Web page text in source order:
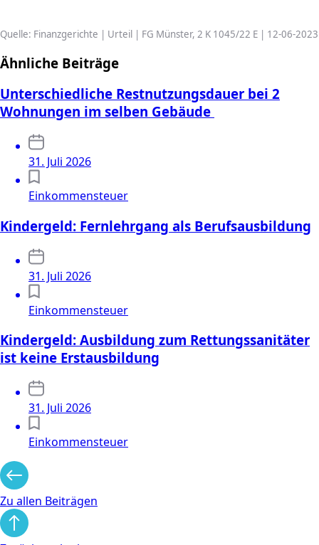
Quelle: Finanzgerichte | Urteil | FG Münster, 2 K 1045/22 E | 12-06-2023
Ähnliche Beiträge
Unterschiedliche Restnutzungsdauer bei 2
Wohnungen im selben Gebäude
31. Juli 2026
Einkommensteuer
Kindergeld: Fernlehrgang als Berufsausbildung
31. Juli 2026
Einkommensteuer
Kindergeld: Ausbildung zum Rettungssanitäter
ist keine Erstausbildung
31. Juli 2026
Einkommensteuer
Zu allen Beiträgen